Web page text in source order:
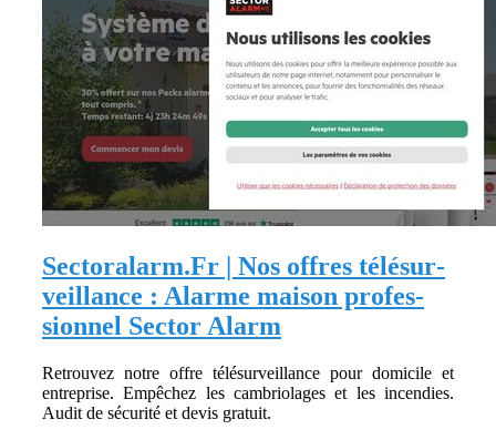
Sectoralarm.Fr | Nos offres télésur­
veillan­ce : Alarme maison profes­
sion­nel Sector Alarm
Retrouvez notre offre télésurveillance pour domicile et
entreprise. Empêchez les cambriolages et les incendies.
Audit de sécurité et devis gratuit.